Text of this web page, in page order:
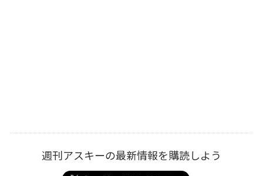
週刊アスキーの最新情報を購読しよう